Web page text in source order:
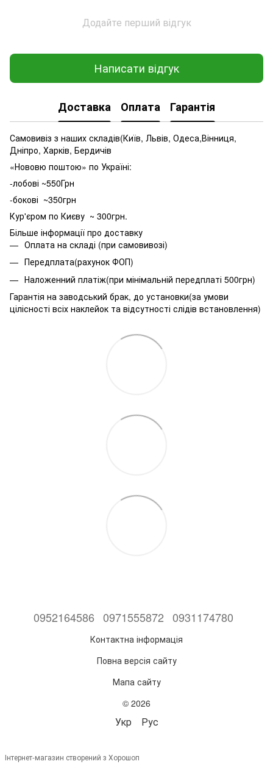
Додайте перший відгук
Написати відгук
Доставка Оплата Гарантія
Самовивіз з наших складів(Київ, Львів, Одеса,Вінниця,
Дніпро, Харків, Бердичів
«Нововю поштою» по Україні:
-лобові ~550Грн
-бокові ~350грн
Кур'єром по Києву ~ 300грн.
Більше інформації про доставку
Оплата на складі (при самовивозі)
Передплата(рахунок ФОП)
Наложенний платіж(при мінімальній передплаті 500грн)
Гарантія на заводський брак, до установки(за умови
цілісності всіх наклейок та відсутності слідів встановлення)
0952164586 0971555872 0931174780
Контактна інформація
Повна версія сайту
Мапа сайту
© 2026
Укр Рус
Інтернет-магазин створений з Хорошоп